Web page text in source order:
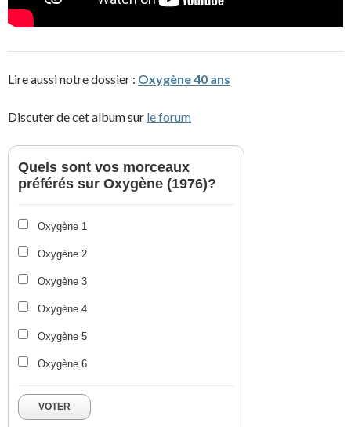
Lire aussi notre dossier : Oxygène 40 ans
Discuter de cet album sur le forum
Quels sont vos morceaux
préférés sur Oxygène (1976)?
Oxygène 1
Oxygène 2
Oxygène 3
Oxygène 4
Oxygène 5
Oxygène 6
VOTER